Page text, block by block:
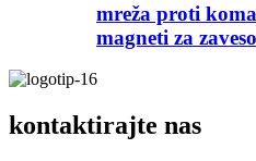
mreža proti
magneti za zaveso
kontaktirajte nas